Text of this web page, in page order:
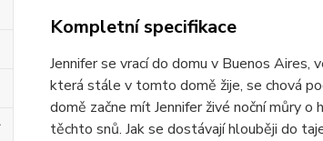
Kompletní specifikace
Jennifer se vrací do domu v Buenos
která stále v tomto domě žije, se chová
domě začne mít Jennifer živé noční můry
těchto snů. Jak se dostávají hlouběji do